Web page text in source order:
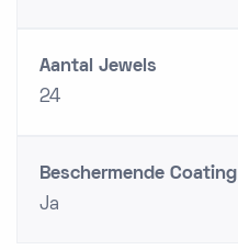
Aantal Jewels
24
Beschermende Coating
Ja